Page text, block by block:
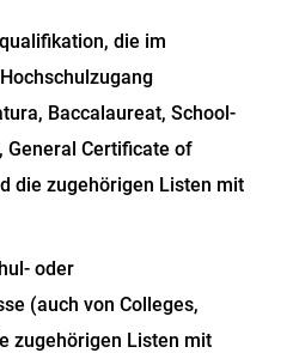
die im
Baccalaureat, School-
General Certificate of
die zugehörigen Listen mit
oder
(auch von Colleges,
zugehörigen Listen mit